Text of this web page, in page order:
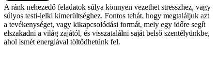
A ránk nehezedő feladatok súlya könnyen vezethet stresszhez, vagy
súlyos testi-lelki kimerültséghez. Fontos tehát, hogy megtaláljuk azt
a tevékenységet, vagy kikapcsolódási formát, mely egy időre segít
elszakadni a világ zajától, és visszatalálni saját belső szentélyünkbe,
ahol ismét energiával töltődhetünk fel.